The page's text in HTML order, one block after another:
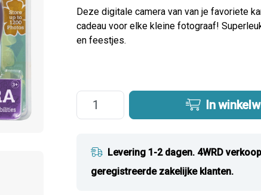
Deze digitale camera van van je favoriete
cadeau voor elke kleine fotograaf!
en feestjes.
In
Levering 1-2 dagen. 4WRD
geregistreerde zakelijke klanten.